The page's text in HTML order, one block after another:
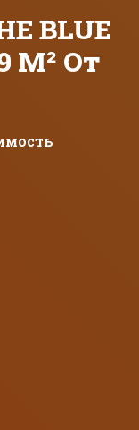
BLUE
М² От